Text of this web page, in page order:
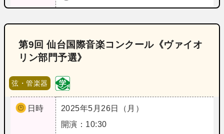
第9回 仙台国際音楽コンクール《ヴァイオ
リン部門予選》
弦・管楽器
日時
2025年5月26日（月）
開演：10:30